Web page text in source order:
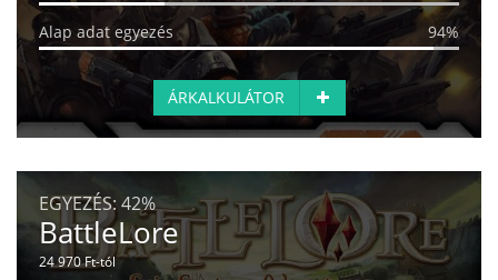
Alap adat egyezés 94%
ÁRKALKULÁTOR
EGYEZÉS: 42%
BattleLore
24 970 Ft-tól